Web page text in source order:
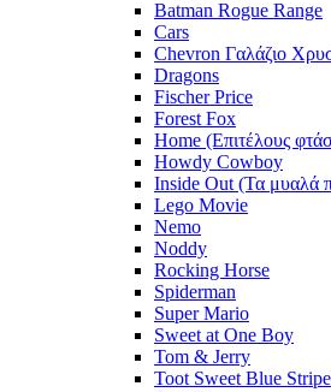
Batman Rogue Range
Cars
Chevron Γαλάζιο
Dragons
Fischer Price
Forest Fox
Home (Επιτέλους
Howdy Cowboy
Inside Out (Τα μυαλά
Lego Movie
Nemo
Noddy
Rocking Horse
Spiderman
Super Mario
Sweet at One Boy
Tom & Jerry
Toot Sweet Blue Stripe